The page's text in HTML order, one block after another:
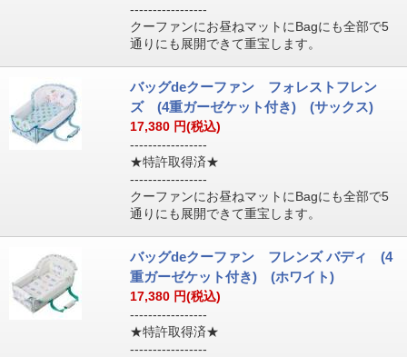
-----------------
クーファンにお昼ねマットにBagにも全部で5
通りにも展開できて重宝します。
バッグdeクーファン フォレストフレン
ズ (4重ガーゼケット付き) (サックス)
17,380 円(税込)
-----------------
★特許取得済★
-----------------
クーファンにお昼ねマットにBagにも全部で5
通りにも展開できて重宝します。
バッグdeクーファン フレンズ バディ (4
重ガーゼケット付き) (ホワイト)
17,380 円(税込)
-----------------
★特許取得済★
-----------------